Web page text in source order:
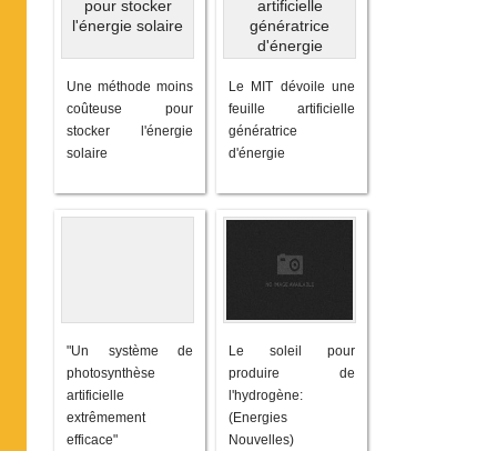
Une méthode moins
coûteuse pour
stocker l'énergie
solaire
Le MIT dévoile une
feuille artificielle
génératrice
d'énergie
"Un système de
photosynthèse
artificielle
extrêmement
efficace"
Le soleil pour
produire de
l'hydrogène:
(Energies
Nouvelles)